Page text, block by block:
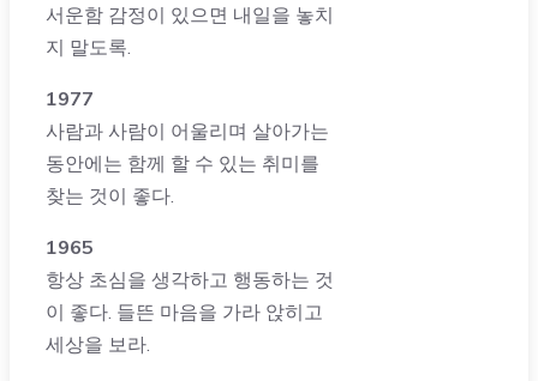
서운함 감정이 있으면 내일을 놓치
지 말도록.
1977
사람과 사람이 어울리며 살아가는
동안에는 함께 할 수 있는 취미를
찾는 것이 좋다.
1965
항상 초심을 생각하고 행동하는 것
이 좋다. 들뜬 마음을 가라 앉히고
세상을 보라.